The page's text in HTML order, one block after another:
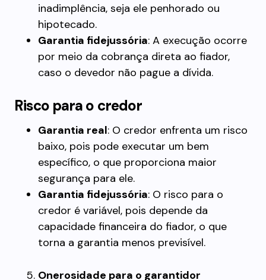
inadimplência, seja ele penhorado ou
hipotecado.
Garantia fidejussória: A execução ocorre
por meio da cobrança direta ao fiador,
caso o devedor não pague a dívida.
Risco para o credor
Garantia real: O credor enfrenta um risco
baixo, pois pode executar um bem
específico, o que proporciona maior
segurança para ele.
Garantia fidejussória: O risco para o
credor é variável, pois depende da
capacidade financeira do fiador, o que
torna a garantia menos previsível.
Onerosidade para o garantidor